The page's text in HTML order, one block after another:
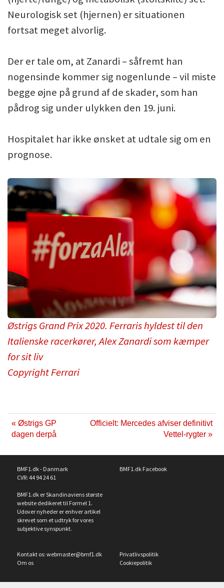
Neurologisk set (hjernen) er situationen
fortsat meget alvorlig.
Der er tale om, at Zanardi – såfremt han
nogensinde kommer sig nogenlunde – vil miste
begge øjne på grund af de skader, som han
pådrog sig under ulykken den 19. juni.
Hospitalet har ikke ønsket at udtale sig om en
prognose.
Østrigs Grand Prix 2020. Ferraris hyldest til den
Italienske racerkører, Alex Zanardi som kæmper
for sit liv
Copyright Ferrari
« Østrigs GP
dagen derpå
Officielt: Mercedes afviser definitivt
Vettel-rygter »
BMF1.dk - Danmark
CVR: 44 94 24 61
BMF1.dk er Skandinaviens største
website dedikeret til Formel 1.
Udover nyheder er enhver artikel
skrevet som et udtryk for vores
subjektive synspunkt.
BMF1.dk Facebook
Kontakt os: webmaster@bmf1.dk
Om os
Privatlivspolitik
Cookiepolitik